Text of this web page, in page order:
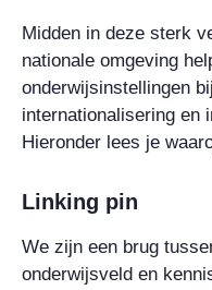
Midden in deze sterk
nationale omgeving
onderwijsinstellingen
internationalisering en
Hieronder lees je
Linking pin
We zijn een brug
onderwijsveld en